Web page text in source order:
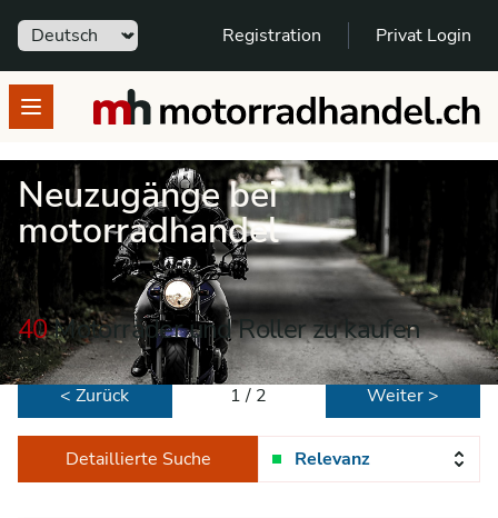
Sprache Registration Privat Login
Open menumotorradhandel.ch
Neuzugänge bei
motorradhandel
40Motorräder und Roller zu kaufen
< Zurück 1 / 2 Weiter >
Detaillierte Suche Relevanz